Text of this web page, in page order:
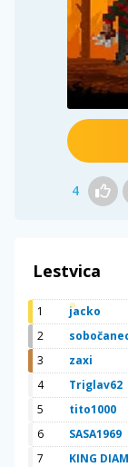
4
Lestvica
1 jacko
2
3
zaxi
4
Triglav62
5
tito1000
6
SASA1969
7
KING